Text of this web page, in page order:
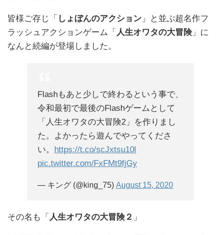
皆様ご存じ「 しょぼんのアクション 」と並ぶ超名作フ
ラッシュアクションゲーム「 人生オワタの大冒険」に
なんと続編が登場しました。
Flashもあと少しで終わるという事で、
令和最初で最後のFlashゲームとして
「人生オワタの大冒険2」を作りまし
た。よかったら遊んでやってくださ
い。 https://t.co/scJxtsu10l
pic.twitter.com/FxFMt9fjGy
— キング (@king_75) August 15, 2020
その名も「 人生オワタの大冒険２ 」